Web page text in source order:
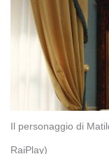
Il personaggio di
RaiPlay)